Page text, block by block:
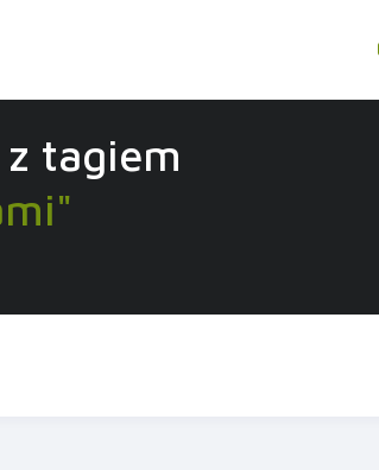
tagiem